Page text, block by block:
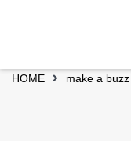
HOME make a buzz